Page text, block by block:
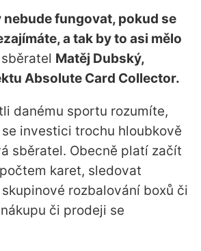
nebude fungovat, pokud se
a tak by to asi mělo
Matěj Dubský,
Absolute Card Collector.
danému sportu rozumíte,
investici trochu hloubkově
sběratel. Obecně platí začít
karet, sledovat
rozbalování boxů či
či prodeji se